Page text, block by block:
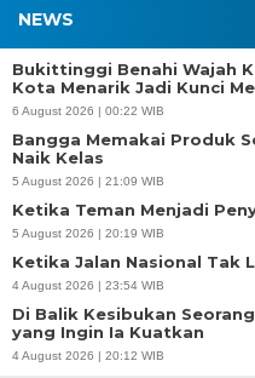
NEWS
Bukittinggi Benahi Wajah
Kota Menarik Jadi Kunci
6 August 2026 | 00:22 WIB
Bangga Memakai Produk
Naik Kelas
5 August 2026 | 21:09 WIB
Ketika Teman Menjadi
5 August 2026 | 20:19 WIB
Ketika Jalan Nasional Tak
4 August 2026 | 23:54 WIB
Di Balik Kesibukan
yang Ingin Ia Kuatkan
4 August 2026 | 20:12 WIB